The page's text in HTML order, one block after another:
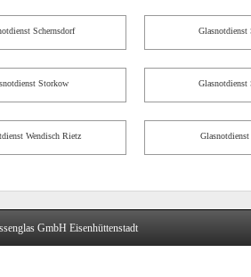
Schernsdorf Glasnotdienst
Storkow Glasnotdienst
Wendisch Rietz Glasnotdienst
GmbH Eisenhüttenstadt